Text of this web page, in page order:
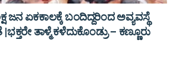
ಜನ ಏಕಕಾಲಕ್ಕೆ ಬಂದಿದ್ದರಿಂದ ಅವ್ಯವಸ್ಥೆ
ತಾಳ್ಮೆ ಕಳೆದುಕೊಂಡ್ರು – ಕಣ್ಣೂರು